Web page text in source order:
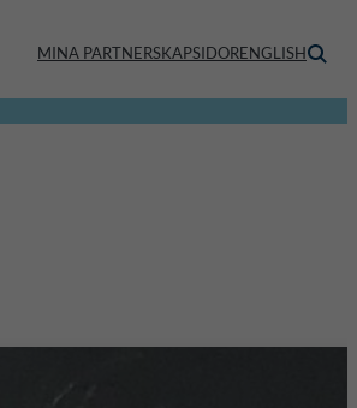
MINA PARTNERSKAPSIDORENGLISH